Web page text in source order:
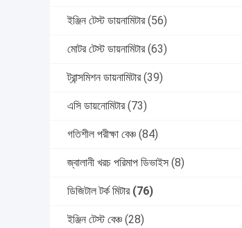
ইঞ্জিন টেস্ট ডায়নামিটার (56)
মোটর টেস্ট ডায়নামিটার (63)
ট্রান্সমিশন ডায়নামিটার (39)
এসি ডায়নোমিটার (73)
গতিশীল পরীক্ষা বেঞ্চ (84)
জ্বালানী খরচ পরিমাপ ডিভাইস (8)
ডিজিটাল টর্ক মিটার (76)
ইঞ্জিন টেস্ট বেঞ্চ (28)